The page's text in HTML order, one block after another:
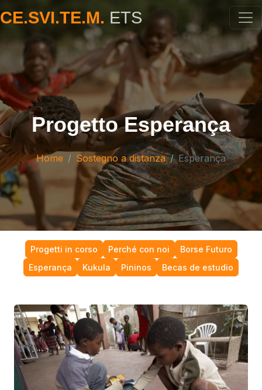
CE.SVI.TE.M. ETS
Progetto Esperança
Home Sostegno a distanza Esperança
Progetti in corso Perché con noi
Borse Futuro
Esperança
Kukula Pininos Becas de estudio